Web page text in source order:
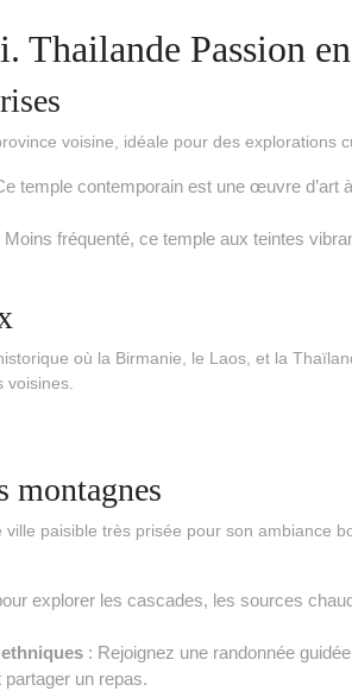
Thailande Passion
voisine, idéale pour des explorations
temple contemporain est une œuvre d’art
Moins fréquenté, ce temple aux teintes
où la Birmanie, le Laos, et la
voisines.
montagnes
paisible très prisée pour son ambiance
explorer les cascades, les sources
: Rejoignez une randonnée
un repas.